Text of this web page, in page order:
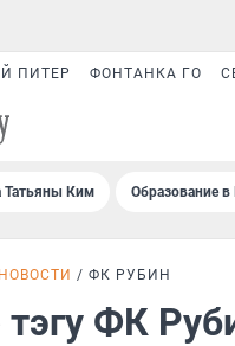
ПИТЕР ФОНТАНКА ГО
Татьяны Ким Образование в
ФК РУБИН
ФК